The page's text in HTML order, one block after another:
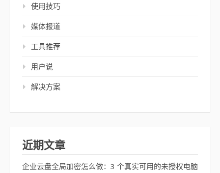
使用技巧
媒体报道
工具推荐
用户说
解决方案
近期文章
企业云盘全局加密怎么做：3 个真实可用的未授权电脑